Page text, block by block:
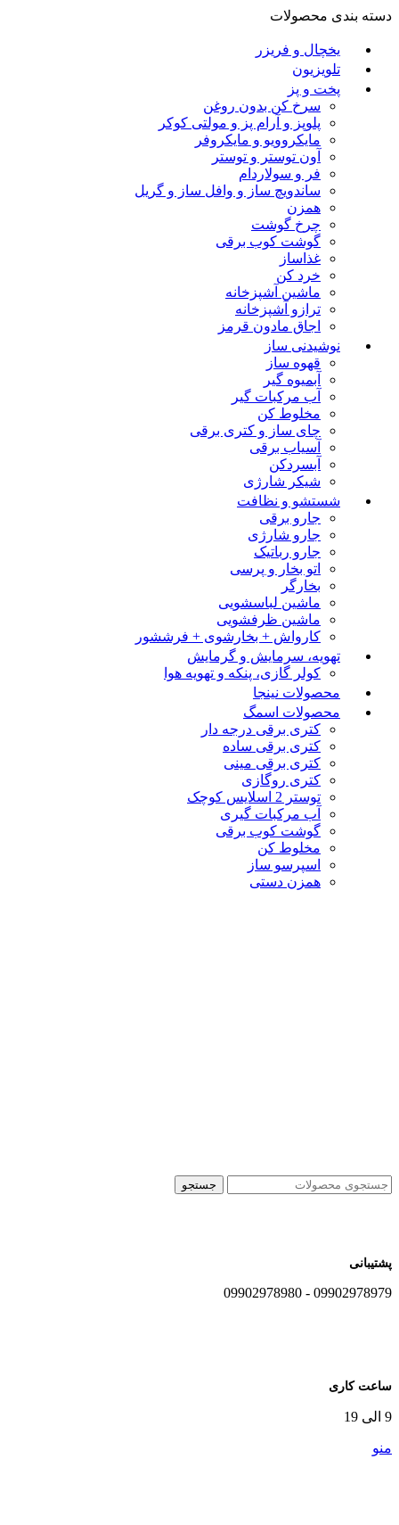
دسته بندی محصولات
یخچال و فریزر
تلویزیون
پخت و پز
سرخ کن بدون روغن
پلوپز و آرام پز و مولتی کوکر
مایکروویو و مایکروفر
آون توستر و توستر
فر و سولاردام
ساندویچ ساز و وافل ساز و گریل
همزن
چرخ گوشت
گوشت کوب برقی
غذاساز
خرد کن
ماشین آشپزخانه
ترازو آشپزخانه
اجاق مادون قرمز
نوشیدنی ساز
قهوه ساز
آبمیوه گیر
آب مرکبات گیر
مخلوط کن
چای ساز و کتری برقی
آسیاب برقی
آبسردکن
شیکر شارژی
شستشو و نظافت
جارو برقی
جارو شارژی
جارو رباتیک
اتو بخار و پرسی
بخارگر
ماشین لباسشویی
ماشین ظرفشویی
کارواش + بخارشوی + فرششور
تهویه، سرمایش و گرمایش
کولر گازی، پنکه و تهویه هوا
محصولات نینجا
محصولات اسمگ
کتری برقی درجه دار
کتری برقی ساده
کتری برقی مینی
کتری روگازی
توستر 2 اسلایس کوچک
آب مرکبات گیری
گوشت کوب برقی
مخلوط کن
اسپرسو ساز
همزن دستی
جستجو
پشتیبانی
09902978979 - 09902978980
ساعت کاری
9 الی 19
منو